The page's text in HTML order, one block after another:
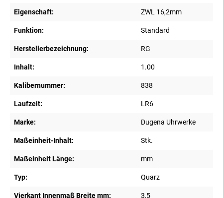
Eigenschaft: ZWL 16,2mm
Funktion: Standard
Herstellerbezeichnung: RG
Inhalt: 1.00
Kalibernummer: 838
Laufzeit: LR6
Marke: Dugena Uhrwerke
Maßeinheit-Inhalt: Stk.
Maßeinheit Länge: mm
Typ: Quarz
Vierkant Innenmaß Breite mm: 3,5